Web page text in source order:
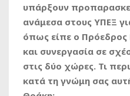
υπάρξουν
ανάμεσα στους ΥΠΕΞ
όπως είπε ο
και συνεργασία σε
στις δύο χώρες. Τι
κατά τη γνώμη σας